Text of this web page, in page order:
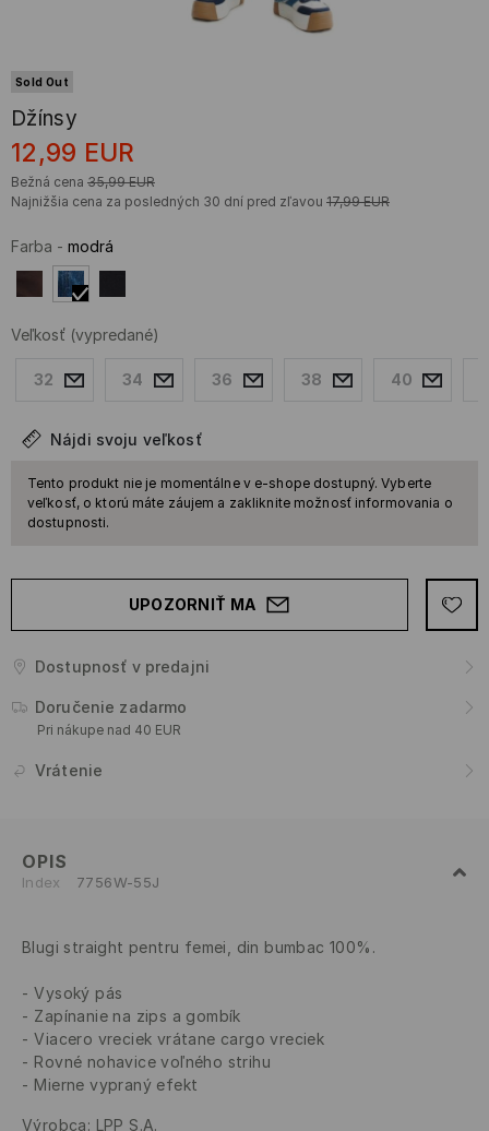
Sold Out
Džínsy
12,99 EUR
Bežná cena 35,99 EUR
Najnižšia cena za posledných 30 dní pred zľavou 17,99 EUR
Farba - modrá
Veľkosť (vypredané)
32 34 36 38 40
Nájdi svoju veľkosť
Tento produkt nie je momentálne v e-shope dostupný. Vyberte
veľkosť, o ktorú máte záujem a zakliknite možnosť informovania o
dostupnosti.
UPOZORNIŤ MA
Dostupnosť v predajni
Doručenie zadarmo
Pri nákupe nad 40 EUR
Vrátenie
OPIS
Index 7756W-55J
Blugi straight pentru femei, din bumbac 100%.
Vysoký pás
Zapínanie na zips a gombík
Viacero vreciek vrátane cargo vreciek
Rovné nohavice voľného strihu
Mierne vypraný efekt
Výrobca: LPP S.A.